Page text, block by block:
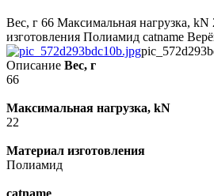
Вес, г 66 Максимальная нагрузка,
изготовления Полиамид catname
Описание Вес, г
66
Максимальная нагрузка, kN
22
Материал изготовления
Полиамид